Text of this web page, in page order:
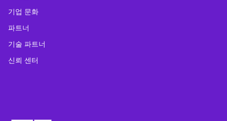
기업 문화
파트너
기술 파트너
신뢰 센터